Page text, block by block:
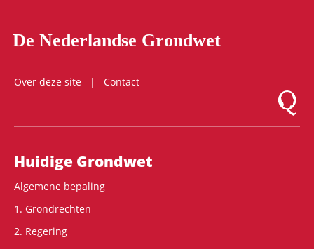
De Nederlandse Grondwet
Over deze site
Contact
Logo
Hoofdnavigatie
Huidige Grondwet
Algemene bepaling
1. Grondrechten
2. Regering